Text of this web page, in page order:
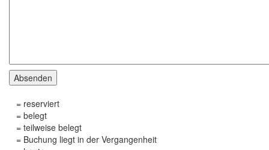
Absenden
= reserviert
= belegt
= teilweise belegt
= Buchung liegt in der Vergangenheit